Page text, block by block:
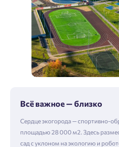
Всё важное — близко
Сердце экогорода — спортивно-
площадью 28 000 м2. Здесь
сад с уклоном на экологию и